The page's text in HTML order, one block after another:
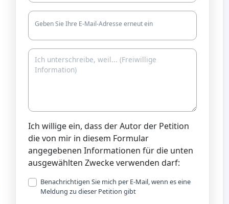
Geben Sie Ihre E-Mail-Adresse erneut ein
Ich willige ein, dass der Autor der Petition
die von mir in diesem Formular
angegebenen Informationen für die unten
ausgewählten Zwecke verwenden darf:
Benachrichtigen Sie mich per E-Mail, wenn es eine
Meldung zu dieser Petition gibt